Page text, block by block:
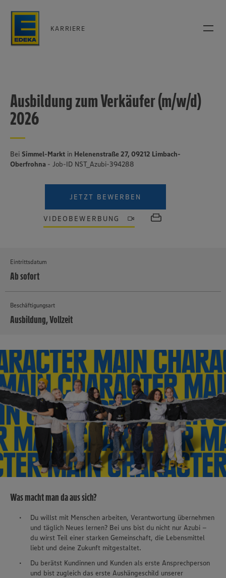
KARRIERE
Ausbildung zum Verkäufer (m/w/d)
2026
Bei Simmel-Markt in Helenenstraße 27, 09212 Limbach-
Oberfrohna - Job-ID NST_Azubi-394288
JETZT BEWERBEN
VIDEOBEWERBUNG
Eintrittsdatum
Ab sofort
Beschäftigungsart
Ausbildung, Vollzeit
Was macht man da aus sich?
Du willst mit Menschen arbeiten, Verantwortung übernehmen
und täglich Neues lernen? Bei uns bist du nicht nur Azubi –
du wirst Teil einer starken Gemeinschaft, die Lebensmittel
liebt und deine Zukunft mitgestaltet.
Du berätst Kundinnen und Kunden als erste Ansprechperson
und bist zugleich das erste Aushängeschild unserer